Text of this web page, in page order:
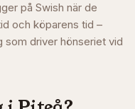
på Swish när de
och köparens tid –
som driver hönseriet vid